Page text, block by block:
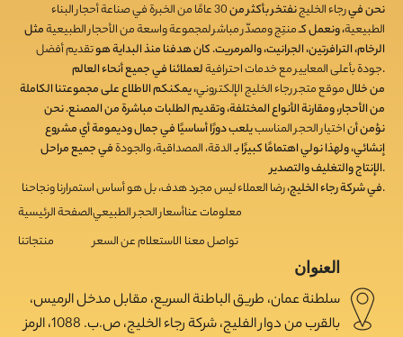
نحن فيرجاء الخليجنفتخر بأكثر من30عامًا من الخبرة في صناعة أحجار البناء
الطبيعية، ونعمل كـمنتِج ومصدّر مباشر لمجموعة واسعة من الأحجار الطبيعيةمثل
الرخام، الترافرتين، الجرانيت، والمرمريت. كان هدفنا منذ البداية هوتقديم أفضل
جودة بأعلى المعايير مع خدمات احترافيةلعملائنا في جميع أنحاء العالم.
من خلالموقع متجر رجاء الخليج الإلكتروني، يمكنكم الاطلاع على مجموعتنا الكاملة
من الأحجار، ومقارنة الأنواع المختلفة، وتقديم الطلبات مباشرة من المصنع. نحن
نؤمن أناختيار الحجر المناسبيلعب دورًا أساسيًا في جمال وديمومة أي مشروع
إنشائي، ولهذا نولي اهتمامًا كبيرًا بـالدقة، المصداقية، والجودةفي جميع مراحل
الإنتاج والتغليف والتصدير.
في شركة رجاء الخليج،رضا العملاء ليس مجرد هدف، بل هو أساس استمرارنا ونجاحنا
.
الصفحة الرئيسية
منتجاتنا
أسعار الحجر الطبيعي
الاستعلام عن السعر
معلومات عنا
تواصل معنا
العنوان
سلطنة عمان، طريق الباطنة السريع، مقابل مدخل الرميس،
بالقرب من دوار الفليج، شركة رجاء الخليج، ص.ب. 1088، الرمز